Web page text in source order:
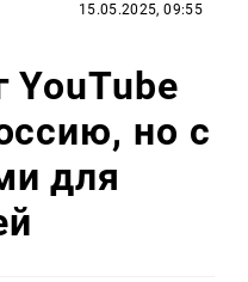
15.05.2025, 09:55
YouTube
но с
для